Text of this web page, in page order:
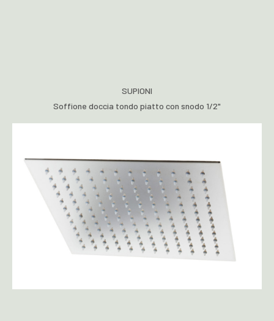
SUPIONI
Soffione doccia tondo piatto con snodo 1/2"